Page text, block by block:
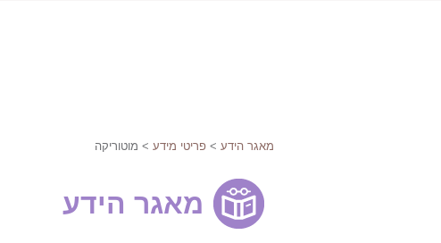
מאגר הידע > פריטי מידע > מוטוריקה
מאגר הידע